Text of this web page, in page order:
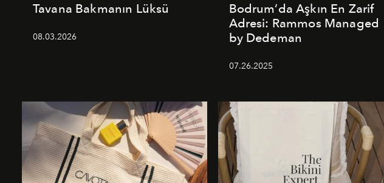
Tavana Bakmanın Lüksü
08.03.2026
Bodrum’da Aşkın En Zarif
Adresi: Rammos Managed
by Dedeman
07.26.2025